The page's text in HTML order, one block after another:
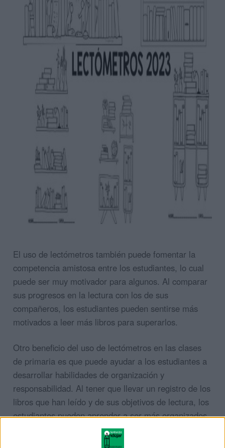
El uso de lectómetros también puede fomentar la
competencia amistosa entre los estudiantes, lo cual
puede ser muy motivador para algunos. Al comparar
sus progresos en la lectura con los de sus
compañeros, los estudiantes pueden sentirse más
motivados a leer más libros para superarlos.
Otro beneficio del uso de lectómetros en las clases
de primaria es que puede ayudar a los estudiantes a
desarrollar habilidades de organización y
responsabilidad. Al tener que llevar un registro de los
libros que han leído y de sus objetivos de lectura, los
estudiantes pueden aprender a ser más organizados
y responsables con su tiempo y sus actividades.